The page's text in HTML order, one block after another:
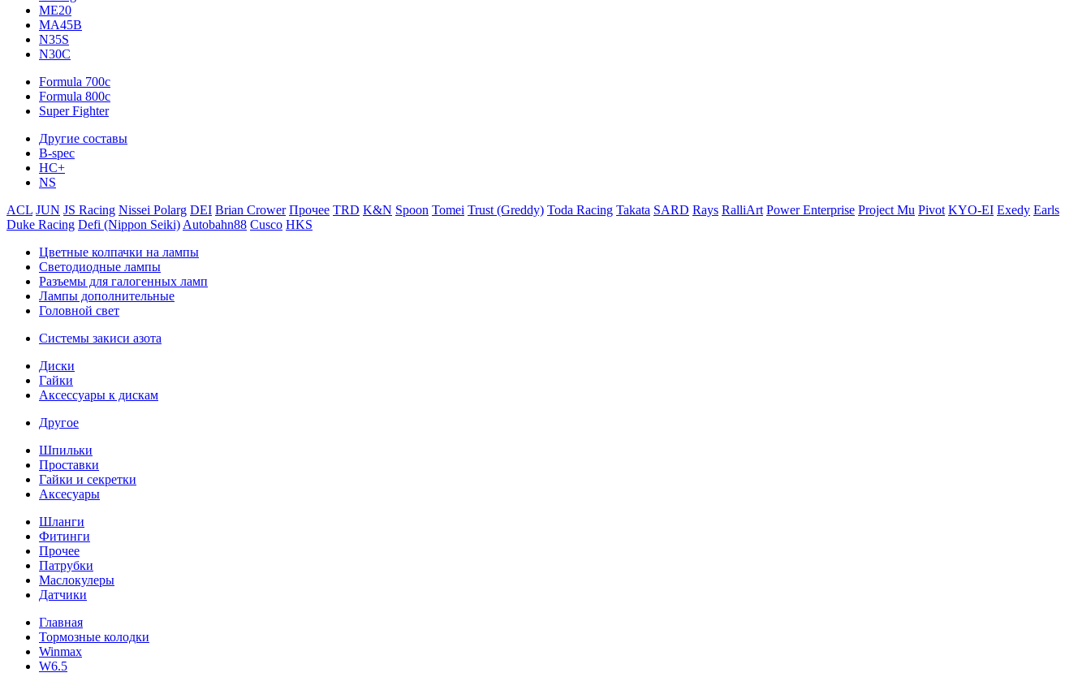
ME20
MA45B
N35S
N30C
Formula 700c
Formula 800c
Super Fighter
Другие составы
B-spec
HC+
NS
ACL JUN JS Racing Nissei Polarg DEI Brian Crower Прочее TRD K&N Spoon Tomei Trust (Greddy) Toda Racing Takata SARD Rays RalliArt Power Enterprise Project Mu Pivot KYO-EI Exedy Earls
Duke Racing Defi (Nippon Seiki) Autobahn88 Cusco HKS
Цветные колпачки на лампы
Светодиодные лампы
Разъемы для галогенных ламп
Лампы дополнительные
Головной свет
Системы закиси азота
Диски
Гайки
Аксессуары к дискам
Другое
Шпильки
Проставки
Гайки и секретки
Аксесуары
Шланги
Фитинги
Прочее
Патрубки
Маслокулеры
Датчики
Главная
Тормозные колодки
Winmax
W6.5